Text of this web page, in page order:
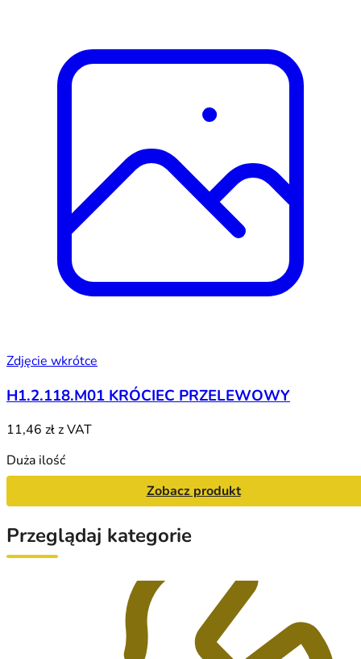
Zdjęcie wkrótce
H1.2.118.M01 KRÓCIEC PRZELEWOWY
11,46 złz VAT
Duża ilość
Zobacz produkt
Przeglądaj kategorie